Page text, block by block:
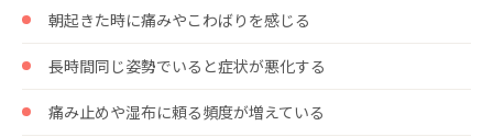
朝起きた時に痛みやこわばりを感じる
長時間同じ姿勢でいると症状が悪化する
痛み止めや湿布に頼る頻度が増えている